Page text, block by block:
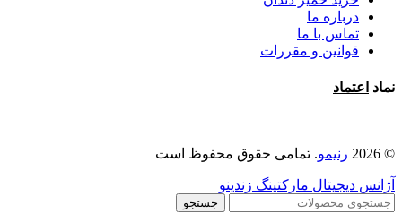
درباره ما
تماس با ما
قوانین و مقررات
نماد اعتماد
© 2026 رنیمو. تمامی حقوق محفوظ است
آژانس دیجیتال مارکتینگ زندینو
جستجو